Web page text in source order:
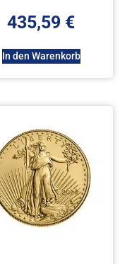
435,59 €
In den Warenkorb